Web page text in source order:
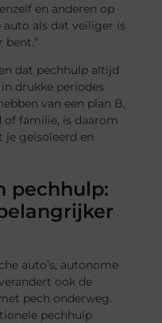
en anderen op
als dat veiliger is
bent.”
dat pechhulp altijd
drukke periodes
van een plan B,
of familie, is daarom
geïsoleerd en
pechhulp:
auto’s, autonome
ook de
pech onderweg.
pechhulp